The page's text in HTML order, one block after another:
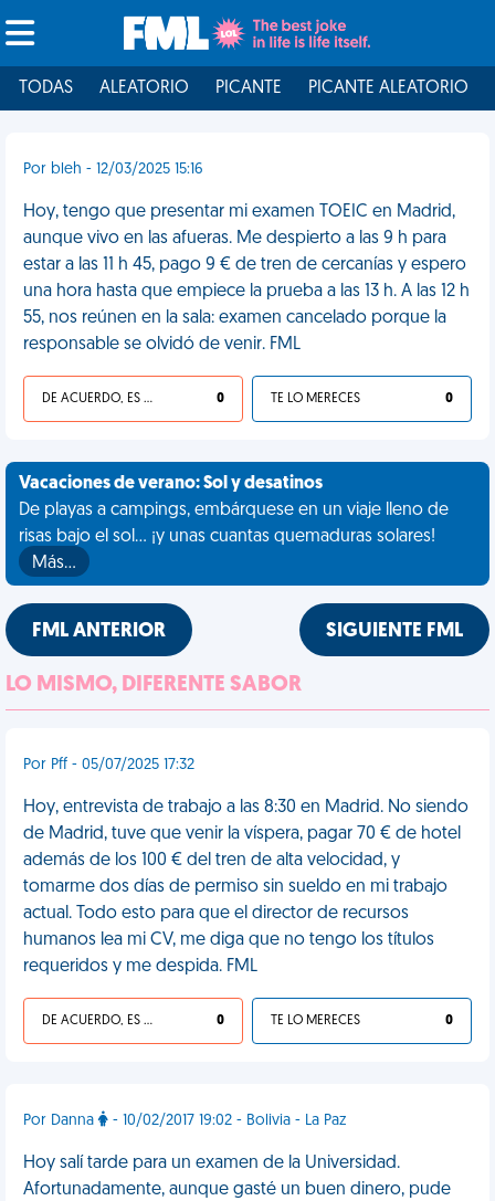
TODAS ALEATORIO PICANTE PICANTE ALEATORIO
Por bleh - 12/03/2025 15:16
Hoy, tengo que presentar mi examen TOEIC en Madrid,
aunque vivo en las afueras. Me despierto a las 9 h para
estar a las 11 h 45, pago 9 € de tren de cercanías y espero
una hora hasta que empiece la prueba a las 13 h. A las 12 h
55, nos reúnen en la sala: examen cancelado porque la
responsable se olvidó de venir. FML
DE ACUERDO, ES UNA VIDA HP 0 TE LO MERECES 0
Vacaciones de verano: Sol y desatinos
De playas a campings, embárquese en un viaje lleno de
risas bajo el sol... ¡y unas cuantas quemaduras solares!
Más…
FML ANTERIOR SIGUIENTE FML
LO MISMO, DIFERENTE SABOR
Por Pff - 05/07/2025 17:32
Hoy, entrevista de trabajo a las 8:30 en Madrid. No siendo
de Madrid, tuve que venir la víspera, pagar 70 € de hotel
además de los 100 € del tren de alta velocidad, y
tomarme dos días de permiso sin sueldo en mi trabajo
actual. Todo esto para que el director de recursos
humanos lea mi CV, me diga que no tengo los títulos
requeridos y me despida. FML
DE ACUERDO, ES UNA VIDA HP 0 TE LO MERECES 0
Por Danna - 10/02/2017 19:02 - Bolivia - La Paz
Hoy salí tarde para un examen de la Universidad.
Afortunadamente, aunque gasté un buen dinero, pude